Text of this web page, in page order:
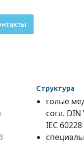
Структура
голые
согл. DIN
IEC 60228